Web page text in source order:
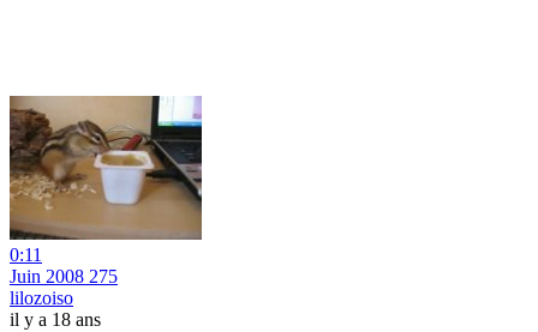
0:11
Juin 2008 275
lilozoiso
il y a 18 ans